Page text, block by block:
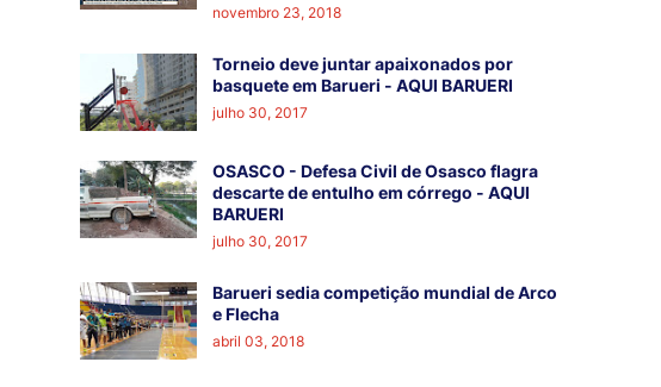
novembro 23, 2018
Torneio deve juntar apaixonados por
basquete em Barueri - AQUI BARUERI
julho 30, 2017
OSASCO - Defesa Civil de Osasco flagra
descarte de entulho em córrego - AQUI
BARUERI
julho 30, 2017
Barueri sedia competição mundial de Arco
e Flecha
abril 03, 2018